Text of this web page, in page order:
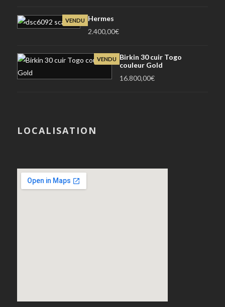
VENDU
Hermes
2.400,00€
VENDU
Birkin 30 cuir Togo
couleur Gold
16.800,00€
LOCALISATION